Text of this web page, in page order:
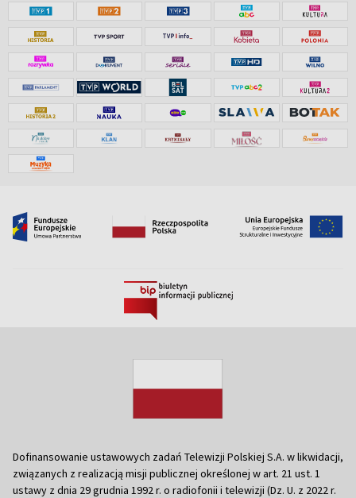
Dofinansowanie ustawowych zadań Telewizji Polskiej S.A. w likwidacji,
związanych z realizacją misji publicznej określonej w art. 21 ust. 1
ustawy z dnia 29 grudnia 1992 r. o radiofonii i telewizji (Dz. U. z 2022 r.